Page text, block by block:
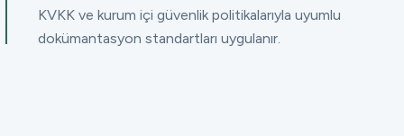
KVKK ve kurum içi güvenlik politikalarıyla uyumlu
dokümantasyon standartları uygulanır.